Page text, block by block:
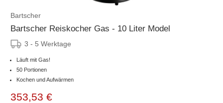
Bartscher
Bartscher Reiskocher Gas - 10 Liter Model
3 - 5 Werktage
Läuft mit Gas!
50 Portionen
Kochen und Aufwärmen
353,53 €